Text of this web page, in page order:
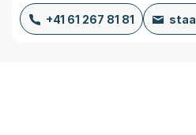
+41 61 267 81 81